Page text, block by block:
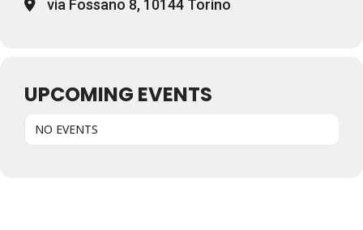
via Fossano 8, 10144 Torino
UPCOMING EVENTS
NO EVENTS